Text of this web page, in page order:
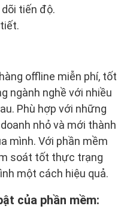
tiến độ.
offline miễn phí, tốt
ngành nghề với nhiều
Phù hợp với những
nhỏ và mới thành
mình. Với phần mềm
soát tốt thực trạng
một cách hiệu quả.
của phần mềm: